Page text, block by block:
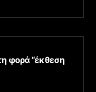
φορά “έκθεση